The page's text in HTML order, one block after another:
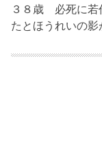
３８歳 必死に若
たとほうれいの影